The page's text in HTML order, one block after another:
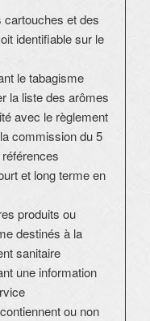
cartouches et des
identifiable sur le
le tabagisme
la liste des arômes
avec le règlement
commission du 5
et long terme en
produits ou
destinés à la
sanitaire
une information
ou non